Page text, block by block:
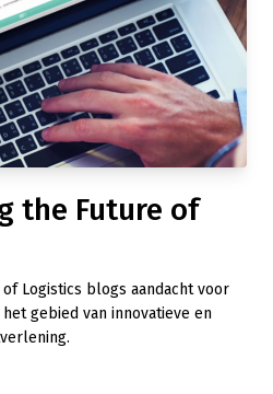
the Future of
Logistics blogs aandacht voor
gebied van innovatieve en